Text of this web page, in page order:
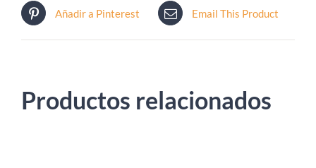
Añadir a Pinterest Email This Product
Productos relacionados